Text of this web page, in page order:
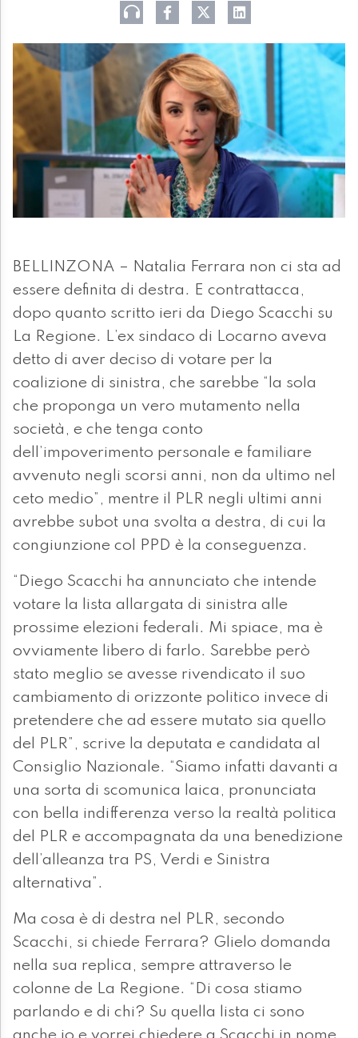
BELLINZONA – Natalia Ferrara non ci sta ad
essere definita di destra. E contrattacca,
dopo quanto scritto ieri da Diego Scacchi su
La Regione. L’ex sindaco di Locarno aveva
detto di aver deciso di votare per la
coalizione di sinistra, che sarebbe “la sola
che proponga un vero mutamento nella
società, e che tenga conto
dell’impoverimento personale e familiare
avvenuto negli scorsi anni, non da ultimo nel
ceto medio”, mentre il PLR negli ultimi anni
avrebbe subot una svolta a destra, di cui la
congiunzione col PPD è la conseguenza.
“Diego Scacchi ha annunciato che intende
votare la lista allargata di sinistra alle
prossime elezioni federali. Mi spiace, ma è
ovviamente libero di farlo. Sarebbe però
stato meglio se avesse rivendicato il suo
cambiamento di orizzonte politico invece di
pretendere che ad essere mutato sia quello
del PLR”, scrive la deputata e candidata al
Consiglio Nazionale. “Siamo infatti davanti a
una sorta di scomunica laica, pronunciata
con bella indifferenza verso la realtà politica
del PLR e accompagnata da una benedizione
dell’alleanza tra PS, Verdi e Sinistra
alternativa”.
Ma cosa è di destra nel PLR, secondo
Scacchi, si chiede Ferrara? Glielo domanda
nella sua replica, sempre attraverso le
colonne de La Regione. “Di cosa stiamo
parlando e di chi? Su quella lista ci sono